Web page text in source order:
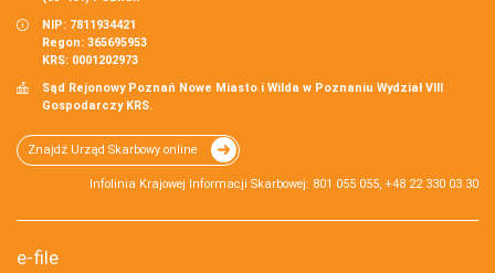
NIP: 7811934421
Regon: 365695953
KRS: 0001202973
Sąd Rejonowy Poznań Nowe Miasto i Wilda w Poznaniu Wydział VIII
Gospodarczy KRS.
Znajdź Urząd Skarbowy online
Infolinia Krajowej Informacji Skarbowej: 801 055 055, +48 22 330 03 30
e-file